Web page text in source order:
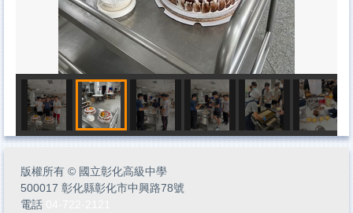
版權所有 © 國立彰化高級中學
500017 彰化縣彰化市中興路78號
電話